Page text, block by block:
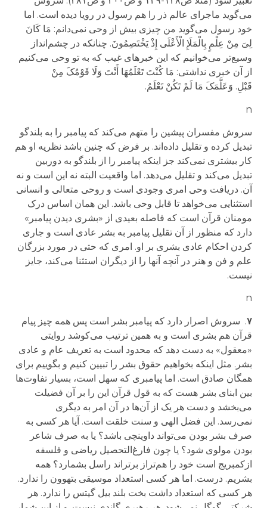
می‌گوید ماجرای عالم ذر را هم رسول در رویا دیده است. اما
خود رسول می‌گوید من چیزی بیش از وحی نمی‌دانم: مَا کَانَ
لِیَ مِنْ عِلْمٍ بِالْمَلَإِ الْأَعْلَى إِذْ یَخْتَصِمُونَ. چنانکه در چشم‌انداز
وسیع‌تر می‌خوانیم که این خبرهای غیب که به تو وحی می‌کنیم
از آن خبری نداشتی: مَا کُنْتَ تَعْلَمُهَا أَنْتَ وَلَا قَوْمُکَ مِنْ
قَبْلِ. وَعَلَّمَکَ مَا لَمْ تَکُنْ تَعْلَمُ.
n
سروش مفسران پیشین را متهم می‌کند که پیامبر را به بلندگو
تبدیل کرده و تقلیل داده‌اند. بر فرض که چنین باشد نظریه او هم
کار بیشتری نمی‌کند جز اینکه پیامبر را از بلندگو به دوربین
تبدیل می‌کند و تقلیل می‌دهد. اما واقعیت البته نه این است و نه
آن. دریافت وحی امری وجودی است و روحی متعالی و انسانی
استثنایی می‌خواهد تا قابل وحی باشد. این همان اساس درک
مومنان قرآن است که فاصله بعیدی از «بشری دیدن پیامبر»
دارد که منظور از آن تقلیل پیامبر به بشر عادی است و جاری
کردن احکام عادی بشری بر او. امری که حتی در مورد بزرگان
علم و فن و هنر در آنچه آنها را از دیگران استثنا می‌کند، جایز
نیست.
n
۷. سروش اصرار دارد که پیامبر بشر است پس همه چیز پیام
قرآن هم بشری است و به همین ترتیب می‌کوشد روایتی
«معقول» به دست دهد که محدود است به تعریف عام و عادی
بشر. مثل اینکه بخواهیم حقوق بشر را تبیین کنیم و بگوییم برای
همگان صادق است. اما پیامبری که سهل است، بسیار تفاوت‌ها
بین ابنای بشر هست که به قول قرآن این را بر آن فضیلت
می‌بخشد و دست هر یک از آن‌ها در آن امر به دیگری
نمی‌رسد. این فضل الهی و سنت خلقت است. آیا هر کسی به
صرف بشر بودن می‌تواند داوینچی باشد؟ یا به صرف شاعر
بودن مولوی شود؟ یا چون فارغ‌التحصیل ریاضی و فلسفه
از کمبریج است خود را هم‌تراز برتراند راسل بشمارد؟ همه
بشریم. درست. اما هر کسی استعداد موسیقی بتهوون را ندارد.
هر کسی که استعداد داشت بخت بلند بیل گیتس را ندارد. هر